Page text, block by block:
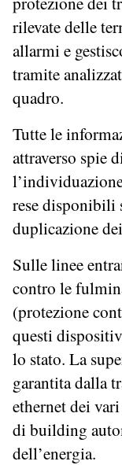
rilevate delle
allarmi e
tramite
quadro.
Tutte le
attraverso spie
rese disponibili
duplicazione
Sulle linee
contro le
(protezione
questi
lo stato. La
garantita dalla
ethernet dei
di building
dell’energia.